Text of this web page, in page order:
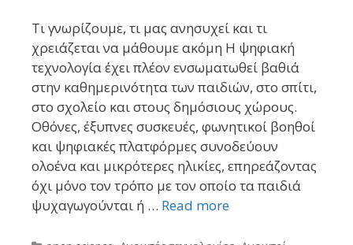
Τι γνωρίζουμε, τι μας ανησυχεί και τι
χρειάζεται να μάθουμε ακόμη Η ψηφιακή
τεχνολογία έχει πλέον ενσωματωθεί βαθιά
στην καθημερινότητα των παιδιών, στο σπίτι,
στο σχολείο και στους δημόσιους χώρους.
Οθόνες, έξυπνες συσκευές, φωνητικοί βοηθοί
και ψηφιακές πλατφόρμες συνοδεύουν
ολοένα και μικρότερες ηλικίες, επηρεάζοντας
όχι μόνο τον τρόπο με τον οποίο τα παιδιά
ψυχαγωγούνται ή … Read more